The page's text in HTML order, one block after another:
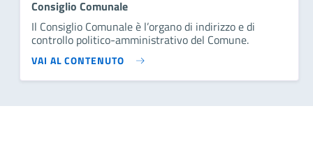
Consiglio Comunale
Il Consiglio Comunale è l’organo di indirizzo e di
controllo politico-amministrativo del Comune.
VAI AL CONTENUTO